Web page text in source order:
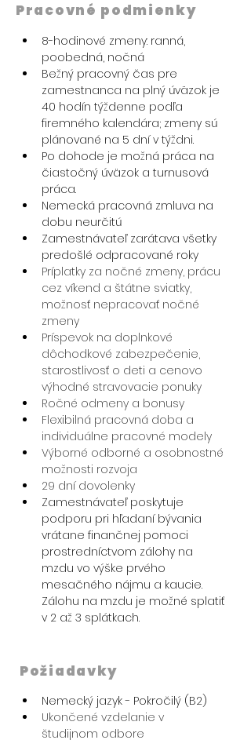
Pracovné podmienky
8-hodinové zmeny: ranná,
poobedná, nočná
Bežný pracovný čas pre
zamestnanca na plný úväzok je
40 hodín týždenne podľa
firemného kalendára; zmeny sú
plánované na 5 dní v týždni.
Po dohode je možná práca na
čiastočný úväzok a turnusová
práca.
Nemecká pracovná zmluva na
dobu neurčitú
Zamestnávateľ zarátava všetky
predošlé odpracované roky
Príplatky za nočné zmeny, prácu
cez víkend a štátne sviatky,
možnosť nepracovať nočné
zmeny
Príspevok na doplnkové
dôchodkové zabezpečenie,
starostlivosť o deti a cenovo
výhodné stravovacie ponuky
Ročné odmeny a bonusy
Flexibilná pracovná doba a
individuálne pracovné modely
Výborné odborné a osobnostné
možnosti rozvoja
29 dní dovolenky
Zamestnávateľ poskytuje
podporu pri hľadaní bývania
vrátane finančnej pomoci
prostredníctvom zálohy na
mzdu vo výške prvého
mesačného nájmu a kaucie.
Zálohu na mzdu je možné splatiť
v 2 až 3 splátkach.
Požiadavky
Nemecký jazyk - Pokročilý (B2)
Ukončené vzdelanie v
študijnom odbore